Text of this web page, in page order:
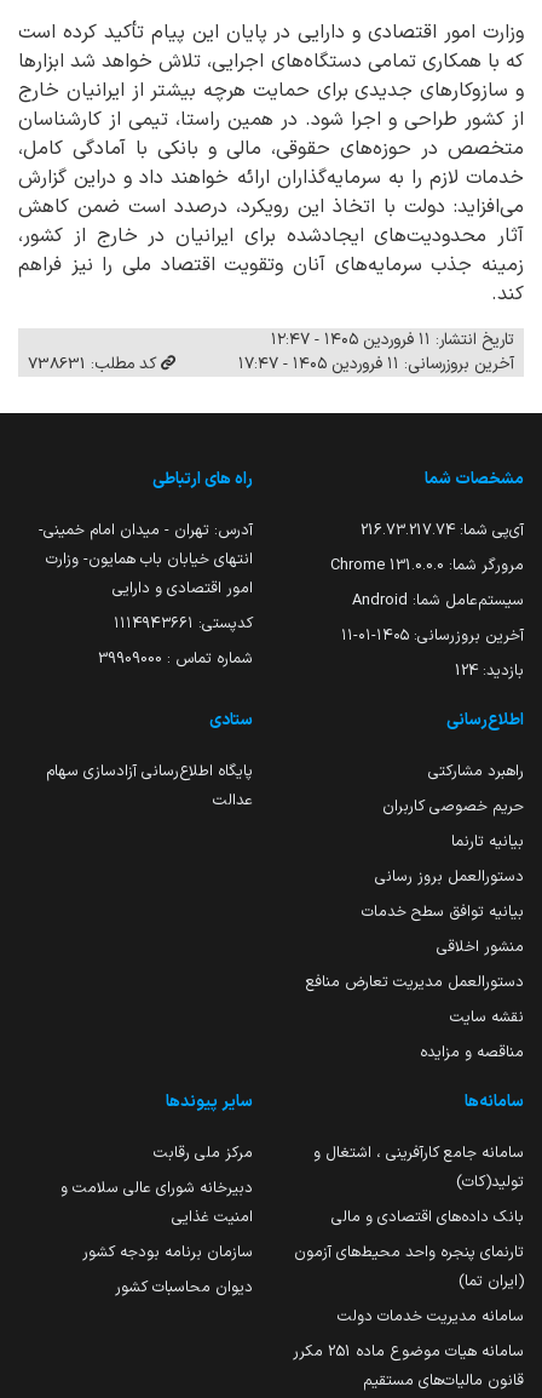
وزارت امور اقتصادی و دارایی در پایان این پیام تأکید کرده است
که با همکاری تمامی دستگاه‌های اجرایی، تلاش خواهد شد ابزارها
و سازوکارهای جدیدی برای حمایت هرچه بیشتر از ایرانیان خارج
از کشور طراحی و اجرا شود. در همین راستا، تیمی از کارشناسان
متخصص در حوزه‌های حقوقی، مالی و بانکی با آمادگی کامل،
خدمات لازم را به سرمایه‌گذاران ارائه خواهند داد و دراین گزارش
می‌افزاید: دولت با اتخاذ این رویکرد، درصدد است ضمن کاهش
آثار محدودیت‌های ایجادشده برای ایرانیان در خارج از کشور،
زمینه جذب سرمایه‌های آنان وتقویت اقتصاد ملی را نیز فراهم
کند.
تاریخ انتشار: ۱۱ فروردین ۱۴۰۵ - ۱۲:۴۷
آخرین بروزرسانی: ۱۱ فروردین ۱۴۰۵ - ۱۷:۴۷
کد مطلب: 738631
مشخصات شما
آی‌پی شما: 216.73.217.74
مرورگر شما: 131.0.0.0 Chrome
سیستم‌عامل شما: Android
آخرین بروزرسانی: ۱۴۰۵-۰۱-۱۱
بازدید: 124
راه های ارتباطی
آدرس: تهران - میدان امام خمینی-
انتهای خیابان باب همایون- وزارت
امور اقتصادی و دارایی
کدپستی: ۱۱۱۴۹۴۳۶۶۱
شماره تماس : 39909000
اطلاع‌رسانی
راهبرد مشارکتی
حریم خصوصی کاربران
بیانیه تارنما
دستورالعمل بروز رسانی
بیانیه توافق سطح خدمات
منشور اخلاقی
دستورالعمل مدیریت تعارض منافع
نقشه سایت
مناقصه و مزایده
ستادی
پایگاه اطلاع‌رسانی آزادسازی سهام
عدالت
سامانه‌ها
سامانه جامع کارآفرینی ، اشتغال و
تولید(کات)
بانک داده‌های اقتصادی و مالی
تارنمای پنجره واحد محیط‌های آزمون
(ایران تما)
سامانه مدیریت خدمات دولت
سامانه هیات موضوع ماده 251 مکرر
قانون مالیات‌های مستقیم
سایر پیوندها
مرکز ملی رقابت
دبیرخانه شورای عالی سلامت و
امنیت غذایی
سازمان برنامه بودجه کشور
دیوان محاسبات کشور